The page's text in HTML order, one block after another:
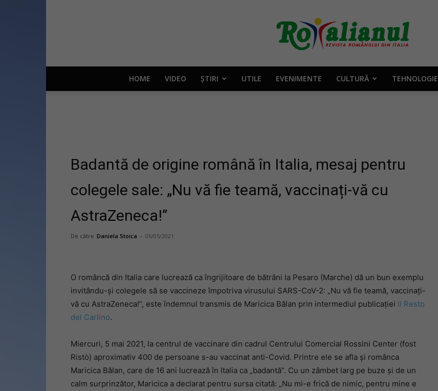
Rotalianul
românului
din
HOME VIDEO ȘTIRI UTILE EVENIMENTE CULTURĂ TEHNOLOGIE
Badantă de origine română în Italia, mesaj pentru
colegele sale: „Nu vă fie teamă, vaccinați-vă cu
AstraZeneca!”
De către Daniela Stoica - 06/05/2021
O româncă din Italia care lucrează ca îngrijitoare de bătrâni la Pesaro (Marche) dă un bun exemplu
invitându-și colegele să se vaccineze împotriva virusului SARS-CoV-2: „Nu vă fie teamă, vaccinați-
vă cu AstraZeneca!”, este îndemnul transmis de Maricica Bălan prin intermediul publicației Il Resto
del Carlino.
Miercuri, 5 mai 2021, la centrul de vaccinare din cadrul Centrului Comercial Rossini Center (fost
Ristò) aproximativ 400 de persoane s-au vaccinat anti-Covid. Printre ele se afla și românca
Maricica Bălan, care de 16 ani lucrează în Italia ca „badantă”. Cu un zâmbet larg pe buze și de un
calm surprinzător, Maricica a declarat pentru sursa citată: „Nu mi-e frică de nimic, pentru mine e